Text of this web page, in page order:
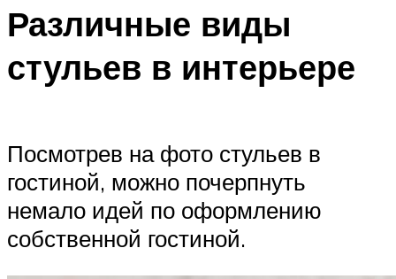
Различные виды
стульев в интерьере
Посмотрев на фото стульев в
гостиной, можно почерпнуть
немало идей по оформлению
собственной гостиной.